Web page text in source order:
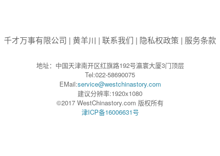
千才万事有限公司 | 黄羊川 | 联系我们 | 隐私权政策 | 服务条款
地址：中国天津南开区红旗路192号瀛寰大厦3门顶层
Tel:022-58690075
EMail:service@westchinastory.com
建议分辨率:1920x1080
©2017 WestChinastory.com 版权所有
津ICP备16006631号